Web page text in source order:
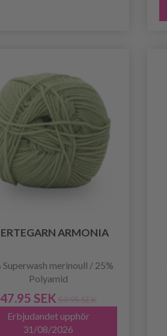
ARMONIA
Superwash merinoull / 25%
Polyamid
47.95 SEK 59.95 SEK
Erbjudandet upphör
31/08/2026